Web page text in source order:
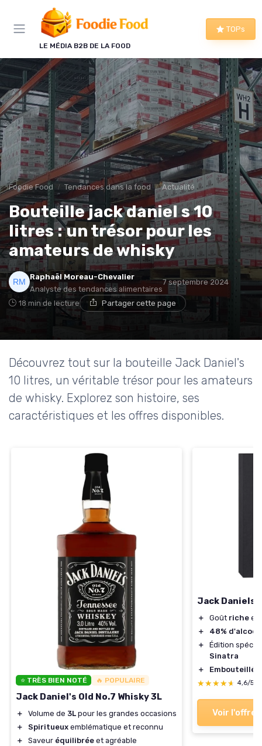
LE MÉDIA B2B DE LA FOOD
TOPs
Foodie Food Tendances dans la food Actualité
Bouteille jack daniel s 10
litres : un trésor pour les
amateurs de whisky
Raphaël Moreau-Chevalier
Analyste des tendances alimentaires
7 septembre 2024
18 min de lecture Partager cette page
Découvrez tout sur la bouteille Jack Daniel's
10 litres, un véritable trésor pour les amateurs
de whisky. Explorez son histoire, ses
caractéristiques et les offres disponibles.
⭐ TRÈS BIEN NOTÉ 🔥 POPULAIRE
Jack Daniel's Old No.7 Whisky 3L
＋ Volume de 3L pour les grandes occasions
＋
Spiritueux emblématique et reconnu
＋
Saveur équilibrée et agréable
Jack Daniels
＋ Goût riche et
＋
48% d'alcool
＋
Édition
Sinatra
＋
Embouteillé
★★★★★
★★★★★ 4,6/5
Voir l'offre
Panneau de gestion des cookies